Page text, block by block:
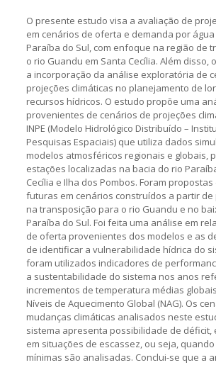
O presente estudo visa a avaliação de
em cenários de oferta e demanda por
Paraíba do Sul, com enfoque na região de
o rio Guandu em Santa Cecília. Além disso,
a incorporação da análise exploratória de
projeções climáticas no planejamento de
recursos hídricos. O estudo propõe uma
provenientes de cenários de projeções
INPE (Modelo Hidrológico Distribuído –
Pesquisas Espaciais) que utiliza dados
modelos atmosféricos regionais e globais,
estações localizadas na bacia do rio
Cecília e Ilha dos Pombos. Foram
futuras em cenários construídos a partir de
na transposição para o rio Guandu e no
Paraíba do Sul. Foi feita uma análise em
de oferta provenientes dos modelos e as
de identificar a vulnerabilidade hídrica do
foram utilizados indicadores de
a sustentabilidade do sistema nos anos
incrementos de temperatura médias
Níveis de Aquecimento Global (NAG). Os
mudanças climáticas analisados neste
sistema apresenta possibilidade de déficit,
em situações de escassez, ou seja,
mínimas são analisadas. Conclui-se que a